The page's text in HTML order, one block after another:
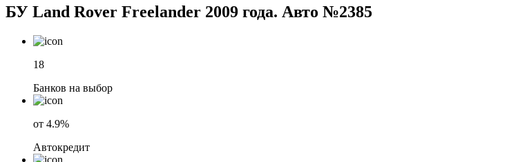
БУ Land Rover Freelander 2009 года. Авто №2385
18
Банков на выбор
от 4.9%
Автокредит